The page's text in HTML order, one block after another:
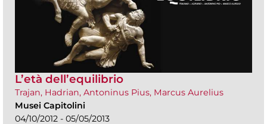
L’età dell’equilibrio
Trajan, Hadrian, Antoninus Pius, Marcus Aurelius
Musei Capitolini
04/10/2012 - 05/05/2013